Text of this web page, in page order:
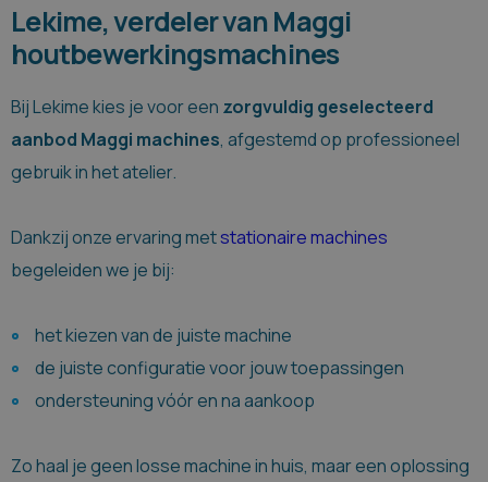
Lekime, verdeler van Maggi
houtbewerkingsmachines
Bij Lekime kies je voor een zorgvuldig geselecteerd
aanbod Maggi machines, afgestemd op professioneel
gebruik in het atelier.
Dankzij onze ervaring metstationaire machines
begeleiden we je bij:
het kiezen van de juiste machine
de juiste configuratie voor jouw toepassingen
ondersteuning vóór en na aankoop
Zo haal je geen losse machine in huis, maar een oplossing